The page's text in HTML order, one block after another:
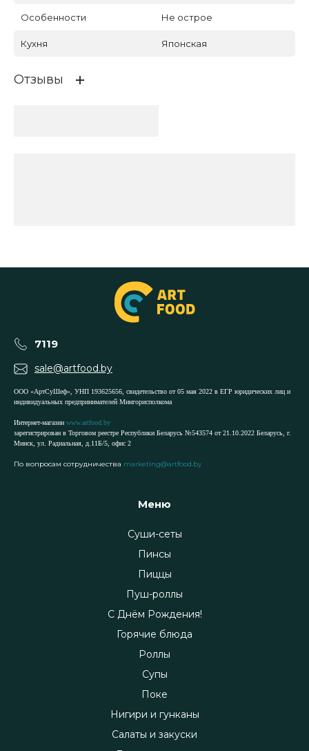
Особенности Не острое
Кухня Японская
Отзывы
7119
sale@artfood.by
ООО «АртСуШеф», УНП 193625656, свидетельство от 05 мая 2022 в ЕГР юридических лиц и
индивидуальных предпринимателей Мингорисполкома
Интернет-магазин www.artfood.by
зарегистрирован в Торговом реестре Республики Беларусь №543574 от 21.10.2022 Беларусь, г.
Минск, ул. Радиальная, д.11Б/5, офис 2
По вопросам сотрудничества marketing@artfood.by
Меню
Суши-сеты
Пинсы
Пиццы
Пуш-роллы
С Днём Рождения!
Горячие блюда
Роллы
Супы
Поке
Нигири и гунканы
Салаты и закуски